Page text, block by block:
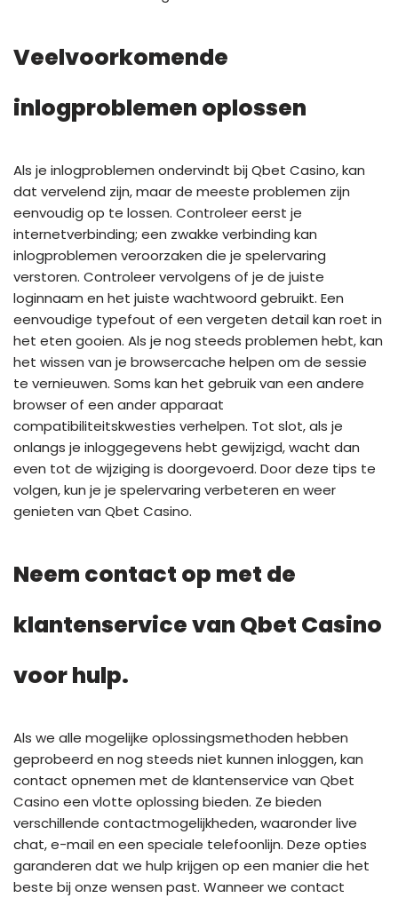
Veelvoorkomende
inlogproblemen oplossen
Als je inlogproblemen ondervindt bij Qbet Casino, kan
dat vervelend zijn, maar de meeste problemen zijn
eenvoudig op te lossen. Controleer eerst je
internetverbinding; een zwakke verbinding kan
inlogproblemen veroorzaken die je spelervaring
verstoren. Controleer vervolgens of je de juiste
loginnaam en het juiste wachtwoord gebruikt. Een
eenvoudige typefout of een vergeten detail kan roet in
het eten gooien. Als je nog steeds problemen hebt, kan
het wissen van je browsercache helpen om de sessie
te vernieuwen. Soms kan het gebruik van een andere
browser of een ander apparaat
compatibiliteitskwesties verhelpen. Tot slot, als je
onlangs je inloggegevens hebt gewijzigd, wacht dan
even tot de wijziging is doorgevoerd. Door deze tips te
volgen, kun je je spelervaring verbeteren en weer
genieten van Qbet Casino.
Neem contact op met de
klantenservice van Qbet Casino
voor hulp.
Als we alle mogelijke oplossingsmethoden hebben
geprobeerd en nog steeds niet kunnen inloggen, kan
contact opnemen met de klantenservice van Qbet
Casino een vlotte oplossing bieden. Ze bieden
verschillende contactmogelijkheden, waaronder live
chat, e-mail en een speciale telefoonlijn. Deze opties
garanderen dat we hulp krijgen op een manier die het
beste bij onze wensen past. Wanneer we contact